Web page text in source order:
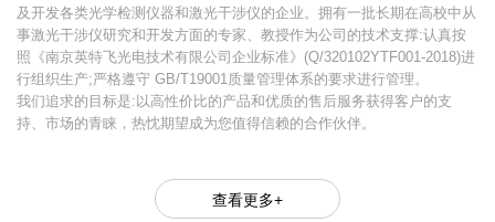
及开发各类光学检测仪器和激光干涉仪的企业。拥有一批长期在高校中从
事激光干涉仪研究和开发方面的专家、教授作为公司的技术支撑:认真按
照《南京英特飞光电技术有限公司企业标准》(Q/320102YTF001-2018)进
行组织生产;严格遵守 GB/T19001质量管理体系的要求进行管理。
我们追求的目标是:以高性价比的产品和优质的售后服务获得客户的支
持、市场的青睐，热忱期望成为您值得信赖的合作伙伴。
查看更多+